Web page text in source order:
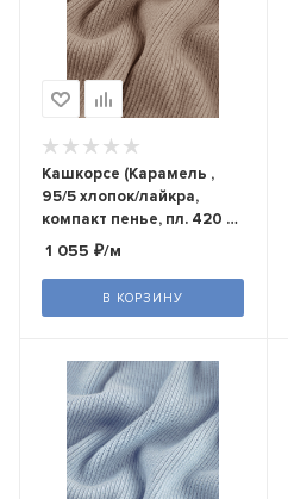
Кашкорсе (Карамель ,
95/5 хлопок/лайкра,
компакт пенье, пл. 420 г/
м2, шир.120 см)
1 055 ₽/м
В КОРЗИНУ